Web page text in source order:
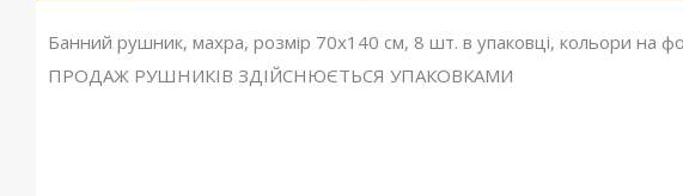
Банний рушник, махра, розмір 70х140 см, 8 шт. в упаковці, кольори на
ПРОДАЖ РУШНИКІВ ЗДІЙСНЮЄТЬСЯ УПАКОВКАМИ